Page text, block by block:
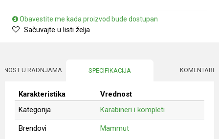
Obavestite me kada proizvod bude dostupan
Sačuvajte u listi želja
U RADNJAMA SPECIFIKACIJA KOMENTARI
Karakteristika
Vrednost
Kategorija
Karabineri i kompleti
Brendovi Mammut